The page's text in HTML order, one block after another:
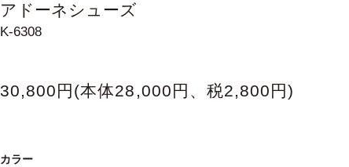
アドーネシューズ
K-6308
30,800円(本体28,000円、税2,800円)
カラー